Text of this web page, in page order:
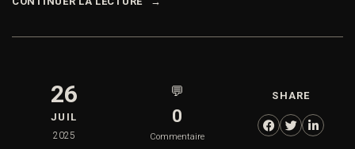
26
JUIL
2025
💬
0
Commentaire
SHARE